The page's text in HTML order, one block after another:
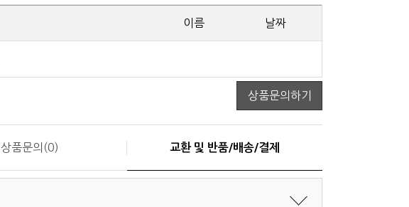
이름 날짜
상품문의하기
상품문의(0) 교환 및 반품/배송/결제